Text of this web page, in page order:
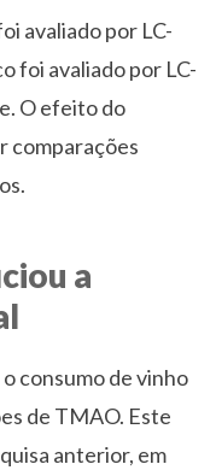
avaliado por LC-
foi avaliado por LC-
O efeito do
comparações
a
consumo de vinho
de TMAO. Este
anterior, em